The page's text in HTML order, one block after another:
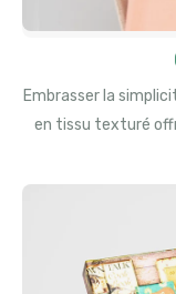
Embrasser la
en tissu texturé